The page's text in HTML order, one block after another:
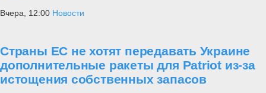
Вчера, 12:00 Новости
Страны ЕС не хотят передавать Украине
дополнительные ракеты для Patriot из-за
истощения собственных запасов